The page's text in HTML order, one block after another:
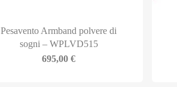
Pesavento Armband polvere di
sogni – WPLVD515
695,00€